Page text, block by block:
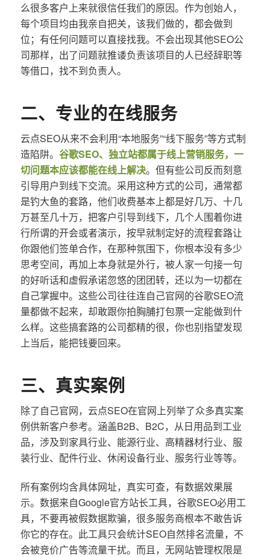
么很多客户上来就很信任我们的原因。作为创始人，
每个项目均由我亲自把关，该我们做的，都会做到
位；有任何问题可以直接找我。不会出现其他SEO公
司那样，出了问题就推诿负责该项目的人已经辞职等
等借口，找不到负责人。
二、专业的在线服务
云点SEO从来不会利用“本地服务”“线下服务”等方式制
造陷阱。 谷歌SEO、独立站都属于线上营销服务，一
切问题本应该都能在线上解决。但有些公司反而刻意
引导用户到线下交流。采用这种方式的公司，通常都
是钓大鱼的套路，他们收费基本上都是好几万、十几
万甚至几十万，把客户引导到线下，几个人围着你进
行所谓的开会或者演示，按早就制定好的流程套路让
你跟他们签单合作，在那种氛围下，你根本没有多少
思考空间，再加上本身就是外行，被人家一句接一句
的好听话和虚假承诺忽悠的团团转，还以为一切都在
自己掌握中。这些公司往往连自己官网的谷歌SEO流
量都做不起来，却敢跟你拍胸脯打包票一定能做到什
么样。这些搞套路的公司都精的很，你也别指望发现
上当后，能把钱要回来。
三、真实案例
除了自己官网，云点SEO在官网上列举了众多真实案
例供新客户参考。涵盖B2B、B2C，从日用品到工业
品，涉及到家具行业、能源行业、高精器材行业、服
装行业、配件行业、休闲设备行业、服务行业等等。
所有案例均含具体网址，真实可查，有数据效果展
示。数据来自Google官方站长工具，谷歌SEO必用工
具，不要再被假数据欺骗，很多服务商根本不敢告诉
你它的存在。此工具只会统计SEO自然排名流量，不
会被竞价广告等流量干扰。而且，无网站管理权限是